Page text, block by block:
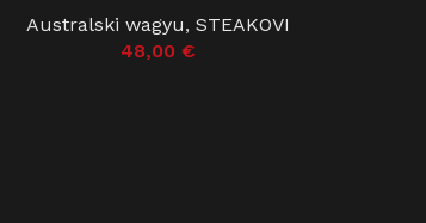
Australski wagyu, STEAKOVI
48,00 €